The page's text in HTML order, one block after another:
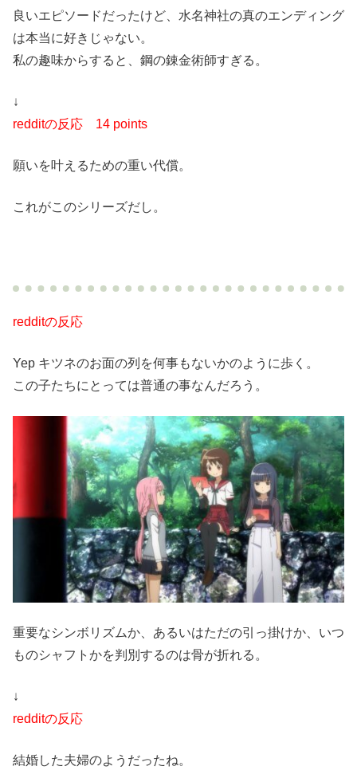
良いエピソードだったけど、水名神社の真のエンディング
は本当に好きじゃない。
私の趣味からすると、鋼の錬金術師すぎる。
↓
redditの反応 14 points
願いを叶えるための重い代償。
これがこのシリーズだし。
redditの反応
Yep キツネのお面の列を何事もないかのように歩く。
この子たちにとっては普通の事なんだろう。
重要なシンボリズムか、あるいはただの引っ掛けか、いつ
ものシャフトかを判別するのは骨が折れる。
↓
redditの反応
結婚した夫婦のようだったね。